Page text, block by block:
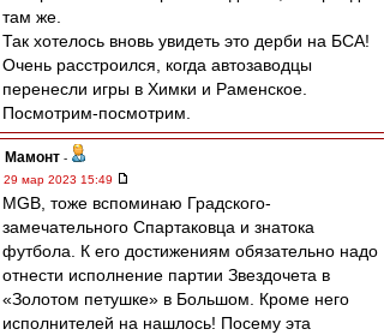
там же.
Так хотелось вновь увидеть это дерби на БСА!
Очень расстроился, когда автозаводцы
перенесли игры в Химки и Раменское.
Посмотрим-посмотрим.
Мамонт -
29 мар 2023 15:49
MGB, тоже вспоминаю Градского-
замечательного Спартаковца и знатока
футбола. К его достижениям обязательно надо
отнести исполнение партии Звездочета в
«Золотом петушке» в Большом. Кроме него
исполнителей на нашлось! Посему эта